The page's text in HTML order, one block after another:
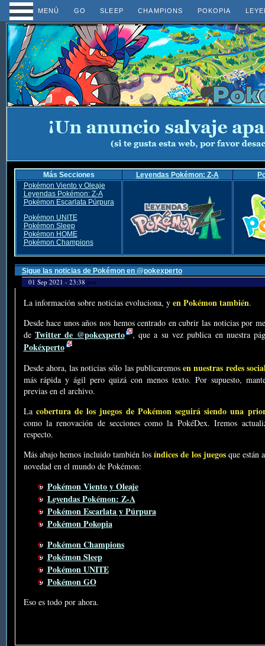
MENÚ GO SLEEP CHAMPIONS POKOPIA
Más Secciones Leyendas Pokémon: Z-A
Pokémon Viento y Oleaje
Leyendas Pokémon: Z-A
Pokémon Escarlata Púrpura
Pokémon UNITE
Pokémon Sleep
Pokémon HOME
Pokémon Champions
Sigue las noticias de Pokémon en @pokexperto
01 Sep 2021 - 23:38 por
La información sobre noticias evoluciona, y en Pokémon también.
Desde hace unos años nos hemos centrado en cubrir las noticias por
de Twitter de @pokexperto , que a su vez publica en nuestra
Pokéxperto
Desde ahora, las noticias sólo las publicaremosen nuestras redes
más rápida y ágil pero quizá con menos texto. Por supuesto,
previas en el archivo.
La cobertura de los juegos de Pokémon seguirá siendo una
como la renovación de secciones como la PokéDex. Iremos
respecto.
Más abajo hemos incluido también losíndices de los juegosque están
novedad en el mundo de Pokémon:
Pokémon Viento y Oleaje
Leyendas Pokémon: Z-A
Pokémon Escarlata y Púrpura
Pokémon Pokopia
Pokémon Champions
Pokémon Sleep
Pokémon UNITE
Pokémon GO
Eso es todo por ahora.